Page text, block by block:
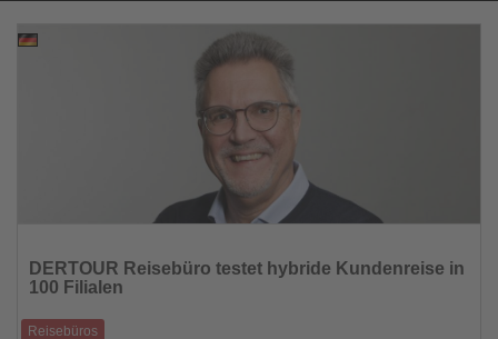
05.05.2026
die
Nachrichten
DERTOUR Reisebüro testet hybride Kundenreise in
100 Filialen
Reisebüros